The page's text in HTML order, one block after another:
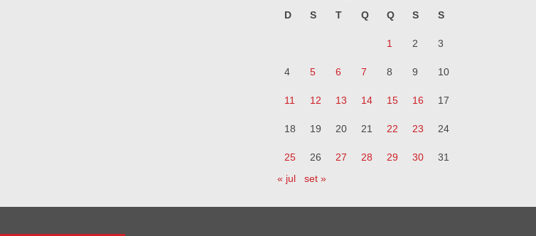
D
S T Q Q S S
1 2 3
4 5 6 7 8 9 10
11 12 13 14 15 16 17
18 19 20 21 22 23 24
25 26 27 28 29 30
31
« jul
set »